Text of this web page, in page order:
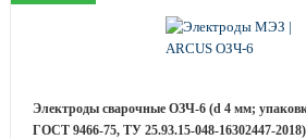
Электроды сварочные ОЗЧ-6 (d 4 мм;
ГОСТ 9466-75, ТУ 25.93.15-048-16302447-2018)